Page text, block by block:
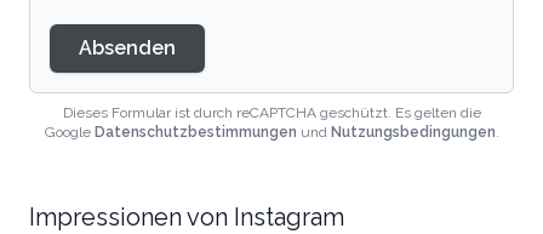
Absenden
Dieses Formular ist durch reCAPTCHA geschützt. Es gelten die
Google Datenschutzbestimmungen und Nutzungsbedingungen.
Impressionen von Instagram